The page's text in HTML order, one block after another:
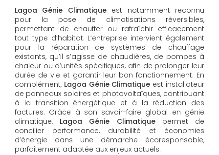
Lagoa Génie Climatiqueest notamment reconnu
pour la pose de climatisations réversibles,
permettant de chauffer ou rafraîchir efficacement
tout type d’habitat. L’entreprise intervient également
pour la réparation de systèmes de chauffage
existants, qu’il s’agisse de chaudières, de pompes à
chaleur ou d’unités spécifiques, afin de prolonger leur
durée de vie et garantir leur bon fonctionnement. En
complément, Lagoa Génie Climatique est installateur
de panneaux solaires et photovoltaïques, contribuant
à la transition énergétique et à la réduction des
factures. Grâce à son savoir-faire global en génie
climatique, Lagoa Génie Climatiquepermet de
concilier performance, durabilité et économies
d’énergie dans une démarche écoresponsable,
parfaitement adaptée aux enjeux actuels.